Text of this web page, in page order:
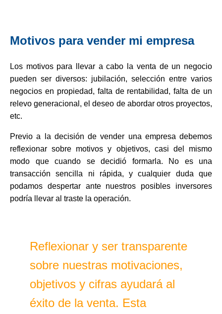
Motivos para vender mi empresa
Los motivos para llevar a cabo la venta de un negocio
pueden ser diversos: jubilación, selección entre varios
negocios en propiedad, falta de rentabilidad, falta de un
relevo generacional, el deseo de abordar otros proyectos,
etc.
Previo a la decisión de vender una empresa debemos
reflexionar sobre motivos y objetivos, casi del mismo
modo que cuando se decidió formarla. No es una
transacción sencilla ni rápida, y cualquier duda que
podamos despertar ante nuestros posibles inversores
podría llevar al traste la operación.
Reflexionar y ser transparente
sobre nuestras motivaciones,
objetivos y cifras ayudará al
éxito de la venta. Esta